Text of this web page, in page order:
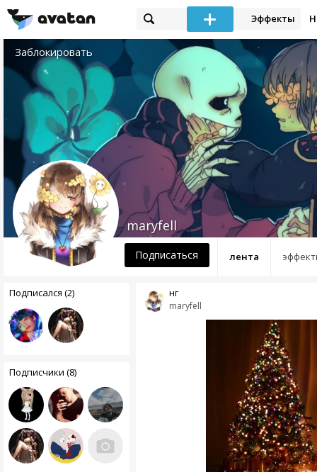
Эффекты
Заблокировать
лента
maryfell
Подписаться
Подписался (2)
Подписчики (8)
maryfell
нг